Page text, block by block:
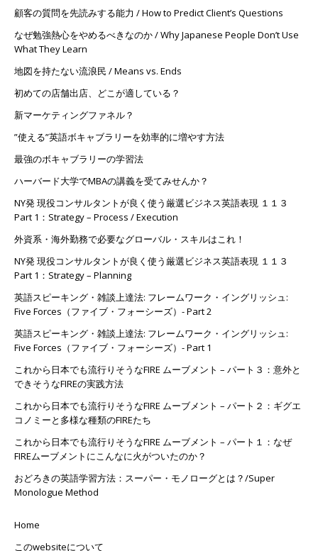
顧客の質問を先読みする能力 / How to Predict Client’s Questions
なぜ勉強熱心をやめるべきなのか / Why Japanese People Don’t Use
What They Learn
地図を持たない流浪民 / Means vs. Ends
初めての店舗出店、どこが適している？
新マーケティングファネル？
”使える”英語ボキャブラリーを効率的に増やす方法
最強のボキャブラリーの学習法
ハーバード大学でMBAの講義を受てみせんか？
NY発 現役コンサルタントが良く使う厳選ビジネス英語表現 １１３
Part 1：Strategy – Process / Execution
外資系・海外勤務で必要なグローバル・スキルはこれ！
NY発 現役コンサルタントが良く使う厳選ビジネス英語表現 １１３
Part 1：Strategy – Planning
英語スピーキング・雑談上達法: フレームワーク・イングリッシュ:
Five Forces（ファイブ・フォーシーズ）- Part 2
英語スピーキング・雑談上達法: フレームワーク・イングリッシュ:
Five Forces（ファイブ・フォーシーズ）- Part 1
これから日本でも流行りそうなFIRE ムーブメント – パート３：意外と
できそうなFIREの実践方法
これから日本でも流行りそうなFIRE ムーブメント – パート２：ギグエ
コノミーと多様な種類のFIREたち
これから日本でも流行りそうなFIRE ムーブメント – パート１：なぜ
FIREムーブメントにこんなに火がついたのか？
おどろきの英語学習方法：スーパー・モノローグとは？/Super
Monologue Method
Home
このwebsiteについて